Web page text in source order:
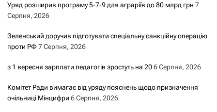
Уряд розширив програму 5-7-9 для аграріїв до 80 млрд грн 7
Серпня, 2026
Зеленський доручив підготувати спеціальну санкційну операцію
проти РФ7 Серпня, 2026
з 1 вересня зарплати педагогів зростуть на 206 Серпня, 2026
Комітет Ради вимагає від уряду пояснень щодо призначення
очільниці Мінцифри 6 Серпня, 2026